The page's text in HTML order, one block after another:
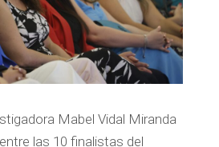
Mabel Vidal Miranda
las 10 finalistas del